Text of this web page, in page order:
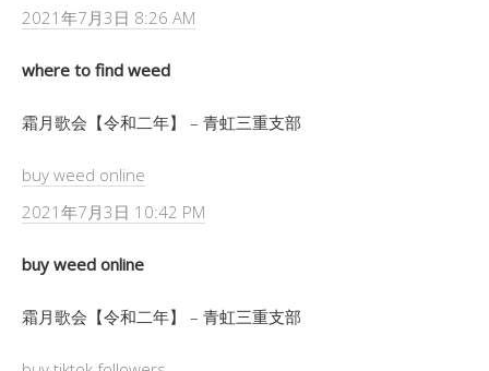
2021年7月3日 8:26 AM
where to find weed
霜月歌会【令和二年】 – 青虹三重支部
buy weed online
2021年7月3日 10:42 PM
buy weed online
霜月歌会【令和二年】 – 青虹三重支部